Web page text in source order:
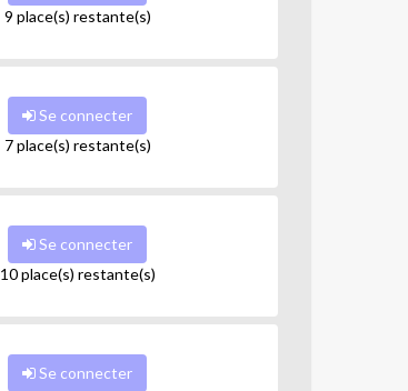
9 place(s) restante(s)
Se connecter
7 place(s) restante(s)
Se connecter
10 place(s) restante(s)
Se connecter